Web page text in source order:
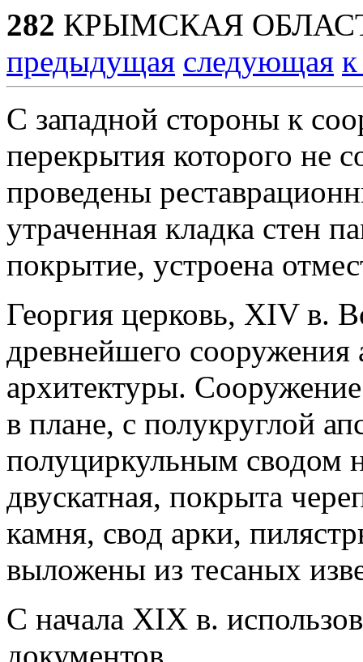
282 КРЫМСКАЯ
предыдущая следующая
С западной стороны к
перекрытия которого не
проведены
утраченная кладка стен
покрытие, устроена
Георгия церковь, XIV в.
древнейшего сооружения
архитектуры.
в плане, с полукруглой
полуциркульным сводом
двускатная, покрыта
камня, свод арки,
выложены из тесаных
С начала XIX в.